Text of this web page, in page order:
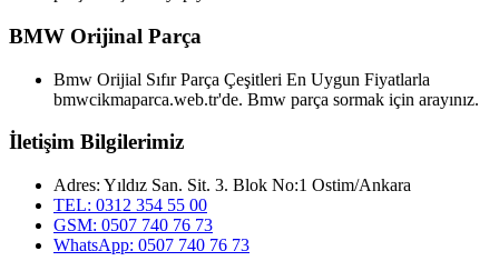
BMW Orijinal Parça
Bmw Orijial Sıfır Parça Çeşitleri En Uygun Fiyatlarla
bmwcikmaparca.web.tr'de. Bmw parça sormak için arayınız.
İletişim Bilgilerimiz
Adres: Yıldız San. Sit. 3. Blok No:1 Ostim/Ankara
TEL: 0312 354 55 00
GSM: 0507 740 76 73
WhatsApp: 0507 740 76 73